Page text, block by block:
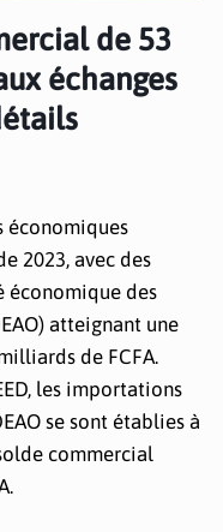
de 53
échanges
économiques
2023, avec des
économique des
atteignant une
de FCFA.
les importations
se sont établies à
commercial